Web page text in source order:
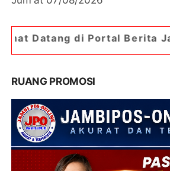
Berita Jambipos Online.
RUANG PROMOSI